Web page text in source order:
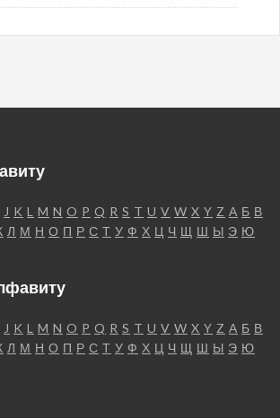
J K L M N O P Q R S T U V W X Y Z А Б В
Л М Н О П Р С Т У Ф Х Ц Ч Щ Ш Ы Э Ю
J K L M N O P Q R S T U V W X Y Z А Б В
Л М Н О П Р С Т У Ф Х Ц Ч Щ Ш Ы Э Ю